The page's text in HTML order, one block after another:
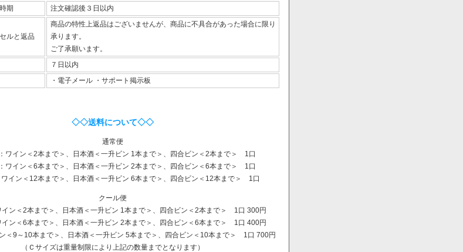
期
注文確認後３日以内
ルと返品
商品の特性上返品はございませんが、商品に不具合があった場合に限り
承ります。
ご了承願います。
７日以内
・電子メール ・サポート掲示板
◇◇送料について◇◇
通常便
ワイン＜2本まで＞、日本酒＜一升ビン 1本まで＞、四合ビン＜2本まで＞ 1口
ワイン＜6本まで＞、日本酒＜一升ビン 2本まで＞、四合ビン＜6本まで＞ 1口
ワイン＜12本まで＞、日本酒＜一升ビン 6本まで＞、四合ビン＜12本まで＞ 1口
クール便
イン＜2本まで＞、日本酒＜一升ビン 1本まで＞、四合ビン＜2本まで＞ 1口 300円
イン＜6本まで＞、日本酒＜一升ビン 2本まで＞、四合ビン＜6本まで＞ 1口 400円
＜9～10本まで＞、日本酒＜一升ビン 5本まで＞、四合ビン＜10本まで＞ 1口 700円
（Ｃサイズは重量制限により上記の数量までとなります）